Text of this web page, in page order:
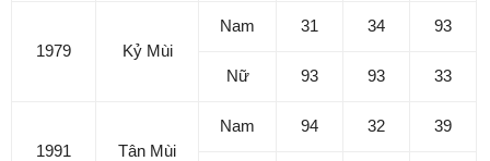
1979 Kỷ Mùi
Nam 31 34 93
Nữ 93 93 33
1991 Tân Mùi
Nam 94 32 39